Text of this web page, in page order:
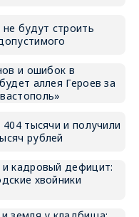
не будут строить
и ошибок в
аллея Героев за
тысячи и получили
рублей
кадровый дефицит:
хвойники